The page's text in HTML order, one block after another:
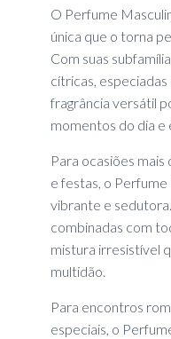
O Perfume
única que o torna
Com suas
cítricas, especiadas
fragrância versátil
momentos do dia e
Para ocasiões
e festas, o
vibrante e
combinadas com
mistura irresistível
multidão.
Para encontros
especiais, o